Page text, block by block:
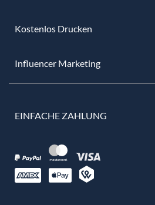
Kostenlos Drucken
Influencer Marketing
EINFACHE ZAHLUNG